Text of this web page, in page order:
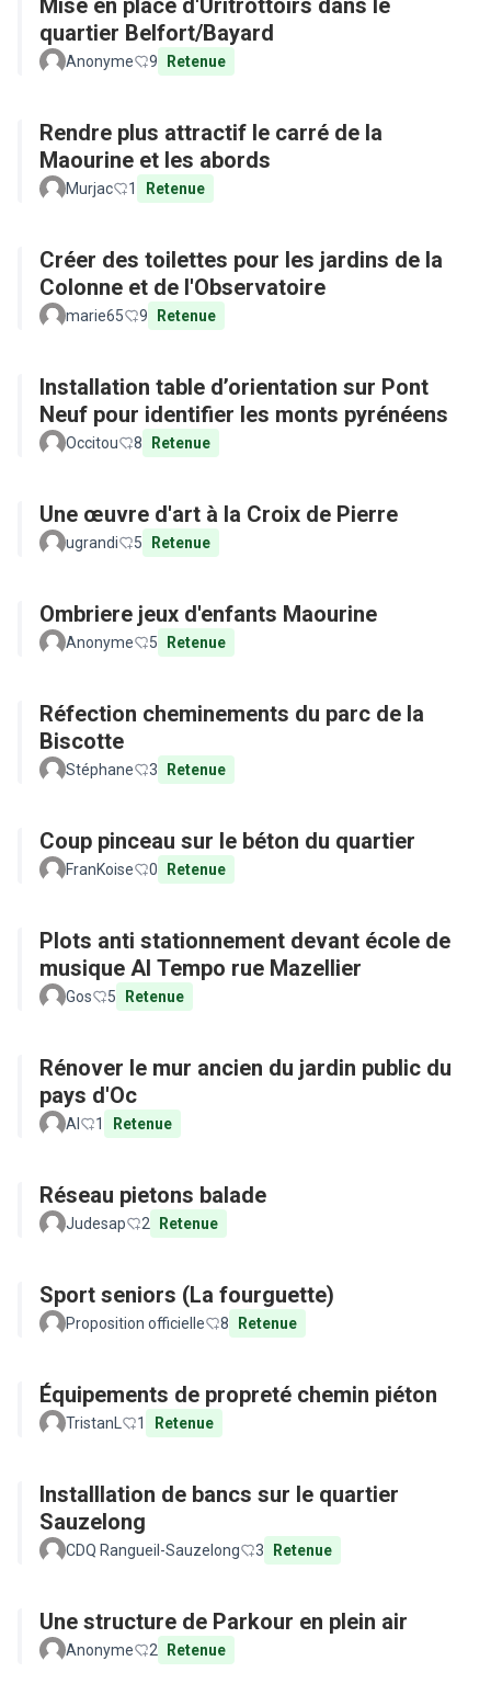
Mise en place d'Uritrottoirs dans le
quartier Belfort/Bayard
Anonyme 9 Retenue
Rendre plus attractif le carré de la
Maourine et les abords
Murjac 1 Retenue
Créer des toilettes pour les jardins de la
Colonne et de l'Observatoire
marie65 9 Retenue
Installation table d’orientation sur Pont
Neuf pour identifier les monts pyrénéens
Occitou 8 Retenue
Une œuvre d'art à la Croix de Pierre
ugrandi 5 Retenue
Ombriere jeux d'enfants Maourine
Anonyme 5 Retenue
Réfection cheminements du parc de la
Biscotte
Stéphane 3 Retenue
Coup pinceau sur le béton du quartier
FranKoise 0 Retenue
Plots anti stationnement devant école de
musique Al Tempo rue Mazellier
Gos 5 Retenue
Rénover le mur ancien du jardin public du
pays d'Oc
Al 1 Retenue
Réseau pietons balade
Judesap 2 Retenue
Sport seniors (La fourguette)
Proposition officielle 8 Retenue
Équipements de propreté chemin piéton
TristanL 1 Retenue
Installlation de bancs sur le quartier
Sauzelong
CDQ Rangueil-Sauzelong 3 Retenue
Une structure de Parkour en plein air
Anonyme 2 Retenue